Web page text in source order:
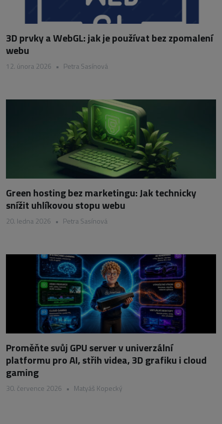
3D prvky a WebGL: jak je používat bez zpomalení
webu
12. února 2026 • Petra Sasínová
Green hosting bez marketingu: Jak technicky
snížit uhlíkovou stopu webu
20. ledna 2026 • Petra Sasínová
Proměňte svůj GPU server v univerzální
platformu pro AI, střih videa, 3D grafiku i cloud
gaming
30. července 2026 • Matyáš Kopecký